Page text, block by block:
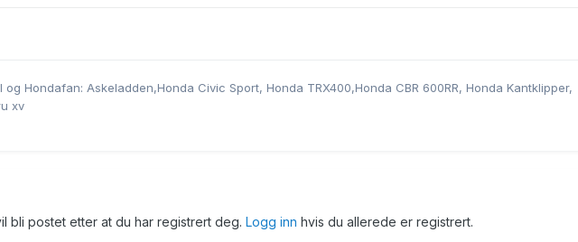
og Hondafan: Askeladden,Honda Civic Sport, Honda TRX400,Honda CBR 600RR, Honda Kantklipper,
xv
bli postet etter at du har registrert deg. Logg inn hvis du allerede er registrert.